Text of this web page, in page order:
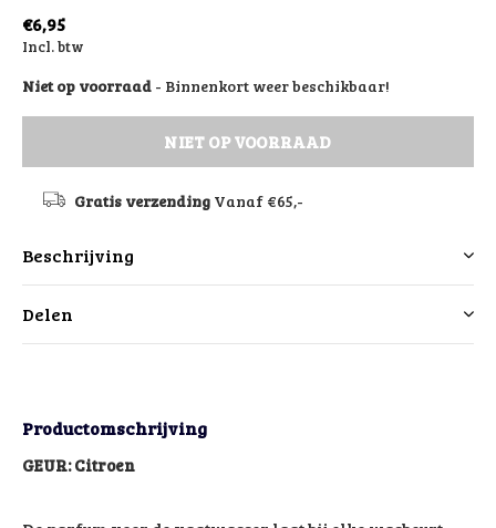
€6,95
Incl. btw
Niet op voorraad - Binnenkort weer beschikbaar!
NIET OP VOORRAAD
Gratis verzendingVanaf €65,-
Beschrijving
Delen
Productomschrijving
GEUR: Citroen